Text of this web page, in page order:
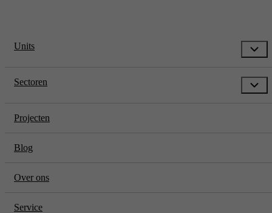
Units
Sectoren
Projecten
Blog
Over ons
Service